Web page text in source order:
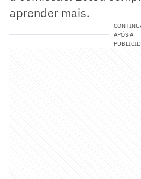
aprender mais.
APÓS A